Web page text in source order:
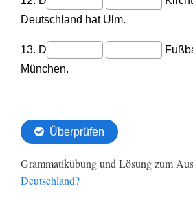
Grammatikübung und Lösung zum
Deutschland?